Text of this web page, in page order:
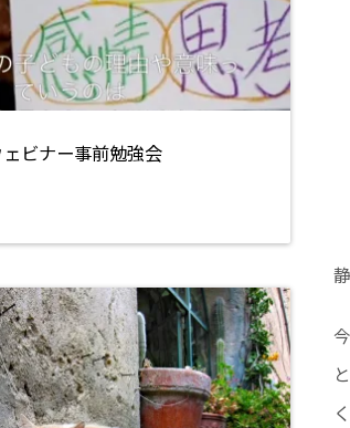
ビナー事前勉強会